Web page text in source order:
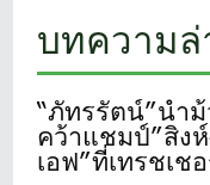
บทความ
“ภัทรรัตน์”นำ
คว้าแชมป์”สิง
เอฟ”ที่เทรชเช